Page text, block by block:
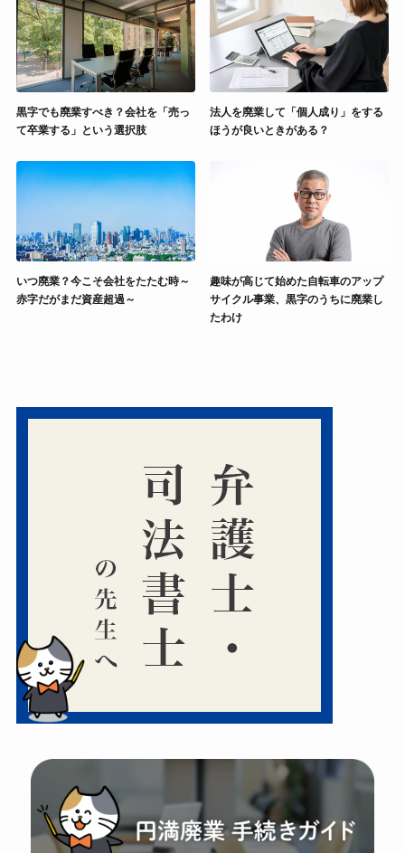
黒字でも廃業すべき？会社を「売っ
て卒業する」という選択肢
法人を廃業して「個人成り」をする
ほうが良いときがある？
いつ廃業？今こそ会社をたたむ時～
赤字だがまだ資産超過～
趣味が高じて始めた自転車のアップ
サイクル事業、黒字のうちに廃業し
たわけ